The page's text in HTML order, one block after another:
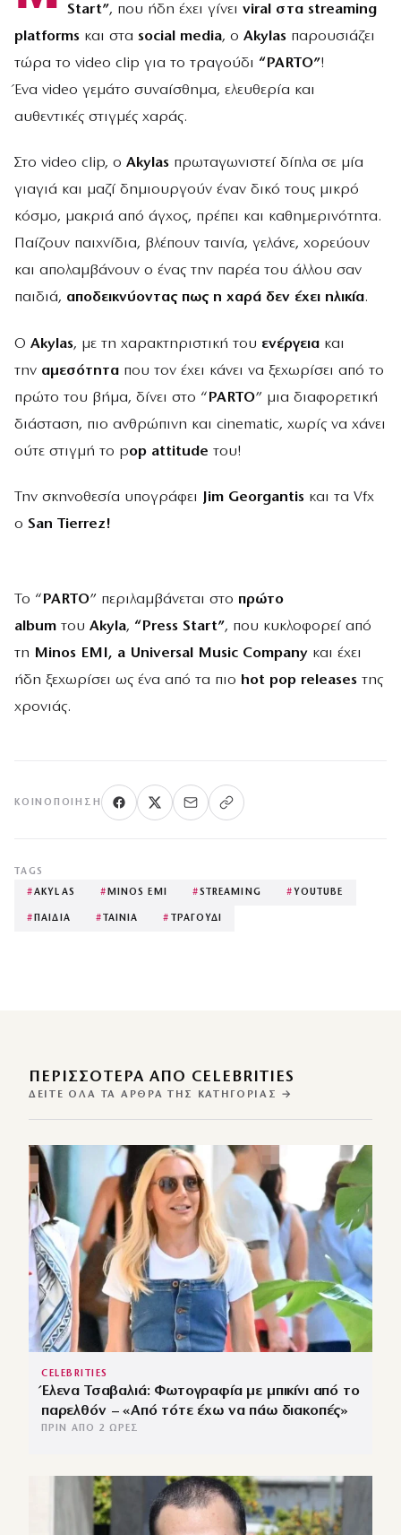
Start”, που ήδη έχει γίνει viral στα streaming
platforms και στα social media, ο Akylas παρουσιάζει
τώρα το video clip για το τραγούδι “PARTO”!
Ένα video γεμάτο συναίσθημα, ελευθερία και
αυθεντικές στιγμές χαράς.
Στο video clip, ο Akylas πρωταγωνιστεί δίπλα σε μία
γιαγιά και μαζί δημιουργούν έναν δικό τους μικρό
κόσμο, μακριά από άγχος, πρέπει και καθημερινότητα.
Παίζουν παιχνίδια, βλέπουν ταινία, γελάνε, χορεύουν
και απολαμβάνουν ο ένας την παρέα του άλλου σαν
παιδιά, αποδεικνύοντας πως η χαρά δεν έχει ηλικία.
Ο Akylas, με τη χαρακτηριστική του ενέργεια και
την αμεσότητα που τον έχει κάνει να ξεχωρίσει από το
πρώτο του βήμα, δίνει στο “ PARTO” μια διαφορετική
διάσταση, πιο ανθρώπινη και cinematic, χωρίς να χάνει
ούτε στιγμή το pop attitude του!
Την σκηνοθεσία υπογράφει Jim Georgantis και τα Vfx
ο San Tierrez!
Το “ PARTO” περιλαμβάνεται στο πρώτο
album του Akyla, “Press Start”, που κυκλοφορεί από
τη Minos EMI, a Universal Music Company και έχει
ήδη ξεχωρίσει ως ένα από τα πιο hot pop releases της
χρονιάς.
ΚΟΙΝΟΠΟΊΗΣΗ
TAGS
#AKYLAS #MINOS EMI #STREAMING # YOUTUBE
#ΠΑΙΔΙΑ # ΤΑΙΝΙΑ # ΤΡΑΓΟΥΔΙ
ΠΕΡΙΣΣΌΤΕΡΑ ΑΠΌ CELEBRITIES
ΔΕΊΤΕ ΌΛΑ ΤΑ ΆΡΘΡΑ ΤΗΣ ΚΑΤΗΓΟΡΊΑΣ →
CELEBRITIES
Έλενα Τσαβαλιά: Φωτογραφία με μπικίνι από το
παρελθόν – «Από τότε έχω να πάω διακοπές»
ΠΡΙΝ ΑΠΌ 2 ΏΡΕΣ